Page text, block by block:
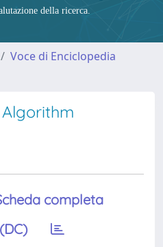
della ricerca.
Voce di Enciclopedia
completa